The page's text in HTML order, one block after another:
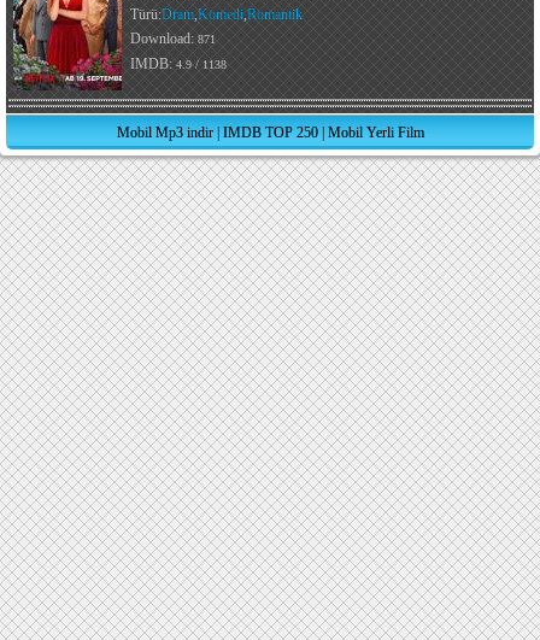
Türü:Dram,Komedi,Romantik
Download: 871
IMDB: 4.9 / 1138
Mobil Mp3 indir| IMDB TOP 250| Mobil Yerli Film